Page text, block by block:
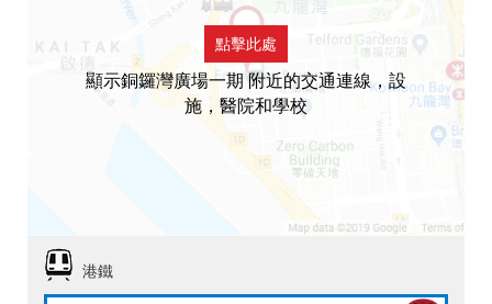
點擊此處
顯示銅鑼灣廣場一期 附近的交通連線，設
施，醫院和學校
港鐵